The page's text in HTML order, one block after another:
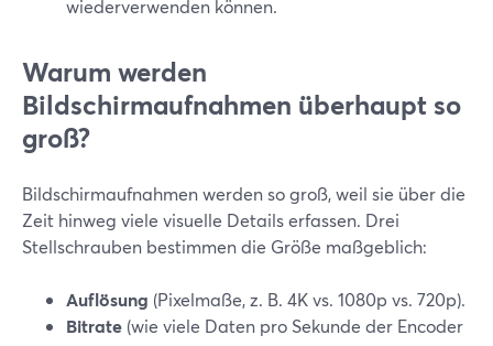
wiederverwenden können.
Warum werden
Bildschirmaufnahmen überhaupt so
groß?
Bildschirmaufnahmen werden so groß, weil sie über die
Zeit hinweg viele visuelle Details erfassen. Drei
Stellschrauben bestimmen die Größe maßgeblich:
Auflösung (Pixelmaße, z. B. 4K vs. 1080p vs. 720p).
Bitrate (wie viele Daten pro Sekunde der Encoder